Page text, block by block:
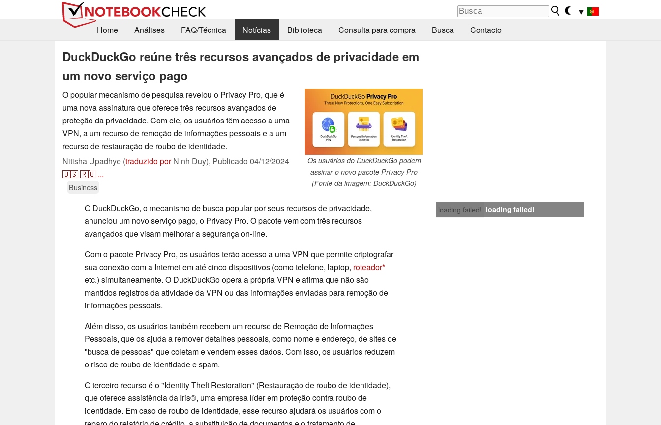
▼
Home
Análises FAQ/Técnica Notícias Biblioteca Consulta para compra Busca Contacto
DuckDuckGo reúne três recursos avançados de privacidade em
um novo serviço pago
Os usuários do DuckDuckGo podem
assinar o novo pacote Privacy Pro
(Fonte da imagem: DuckDuckGo)
O popular mecanismo de pesquisa revelou o Privacy Pro, que é
uma nova assinatura que oferece três recursos avançados de
proteção da privacidade. Com ele, os usuários têm acesso a uma
VPN, a um recurso de remoção de informações pessoais e a um
recurso de restauração de roubo de identidade.
Nitisha Upadhye (traduzido porNinh Duy), Publicado 04/12/2024
🇺🇸🇷🇺 ...
Business
loading failed! loading failed!
O DuckDuckGo, o mecanismo de busca popular por seus recursos de privacidade,
anunciou um novo serviço pago, o Privacy Pro. O pacote vem com três recursos
avançados que visam melhorar a segurança on-line.
Com o pacote Privacy Pro, os usuários terão acesso a uma VPN que permite criptografar
sua conexão com a Internet em até cinco dispositivos (como telefone, laptop, roteador
etc.) simultaneamente. O DuckDuckGo opera a própria VPN e afirma que não são
mantidos registros da atividade da VPN ou das informações enviadas para remoção de
informações pessoais.
Além disso, os usuários também recebem um recurso de Remoção de Informações
Pessoais, que os ajuda a remover detalhes pessoais, como nome e endereço, de sites de
"busca de pessoas" que coletam e vendem esses dados. Com isso, os usuários reduzem
o risco de roubo de identidade e spam.
O terceiro recurso é o "Identity Theft Restoration" (Restauração de roubo de identidade),
que oferece assistência da Iris®, uma empresa líder em proteção contra roubo de
identidade. Em caso de roubo de identidade, esse recurso ajudará os usuários com o